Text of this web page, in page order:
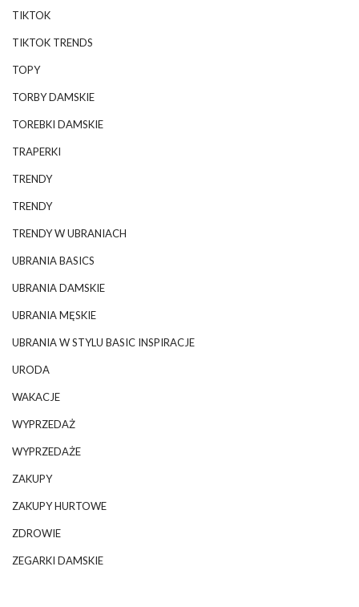
TIKTOK
TIKTOK TRENDS
TOPY
TORBY DAMSKIE
TOREBKI DAMSKIE
TRAPERKI
TRENDY
TRENDY
TRENDY W UBRANIACH
UBRANIA BASICS
UBRANIA DAMSKIE
UBRANIA MĘSKIE
UBRANIA W STYLU BASIC INSPIRACJE
URODA
WAKACJE
WYPRZEDAŻ
WYPRZEDAŻE
ZAKUPY
ZAKUPY HURTOWE
ZDROWIE
ZEGARKI DAMSKIE